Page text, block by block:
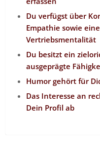
Du verfügst über
Empathie sowie
Vertriebsmentalität
Du besitzt ein
ausgeprägte
Humor gehört für
Das Interesse an
Dein Profil ab